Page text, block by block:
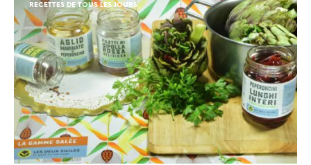
RECETTES DE TOUS LES JOURS